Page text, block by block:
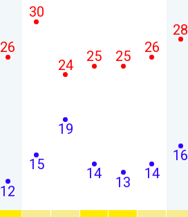
12
26
15
30
19
24
14
25
13
25
14
26
16
28